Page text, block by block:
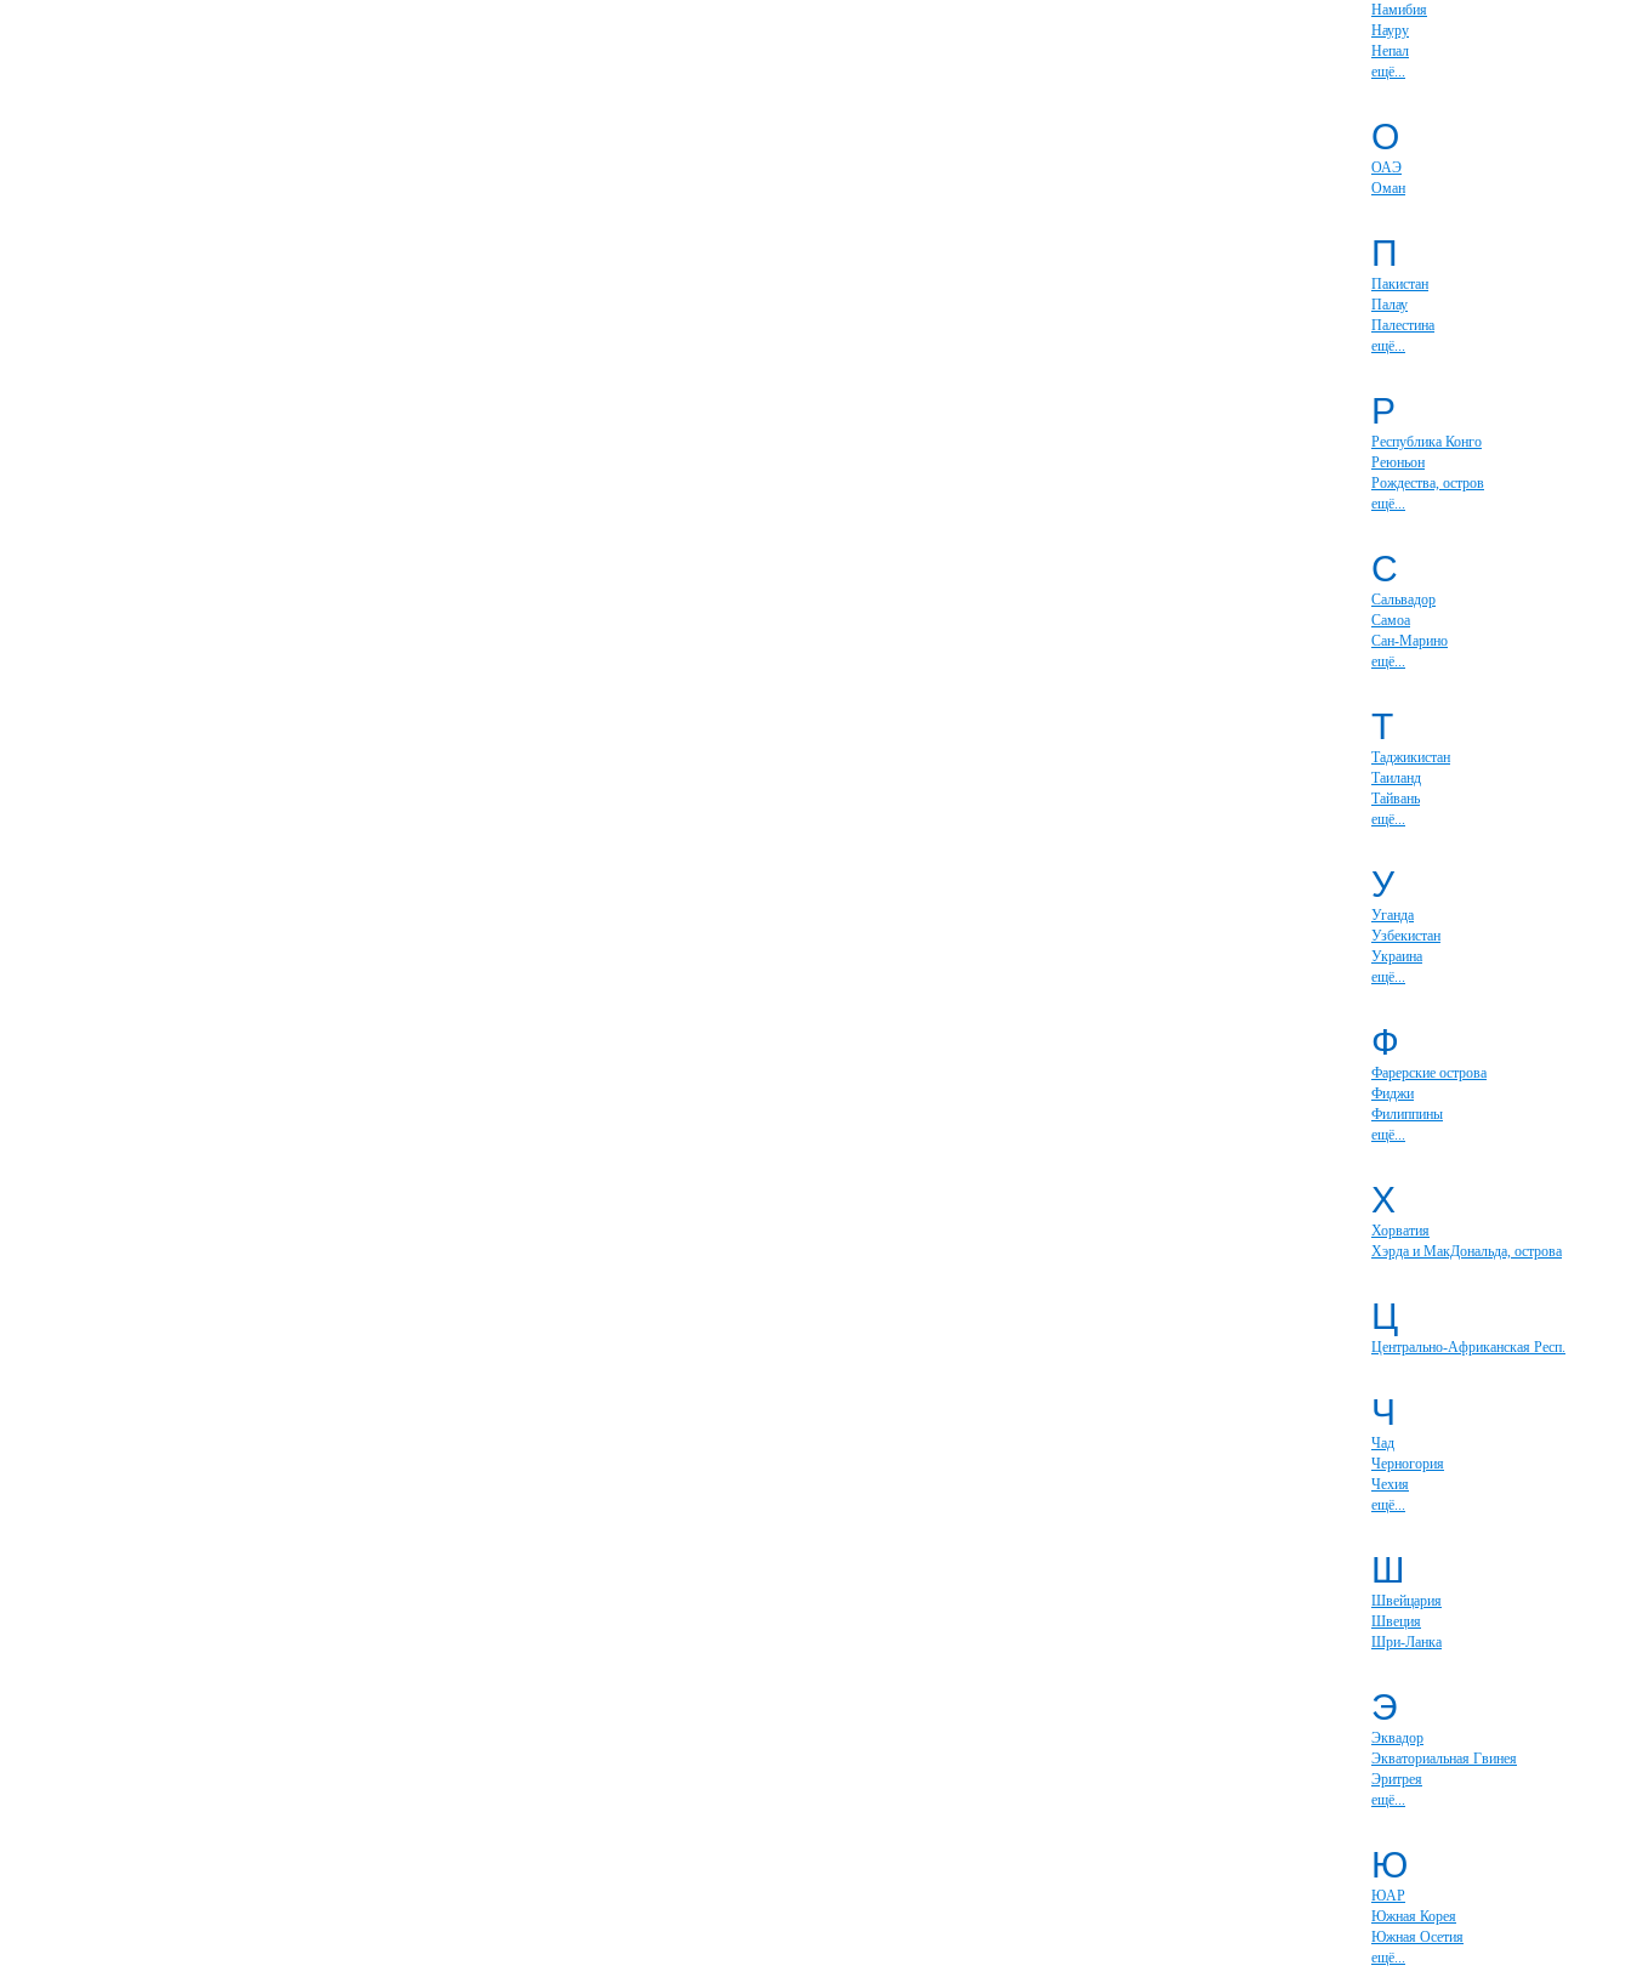
Намибия
Науру
Непал
ещё...
О
ОАЭ
Оман
П
Пакистан
Палау
Палестина
ещё...
Р
Республика Конго
Реюньон
Рождества, остров
ещё...
С
Сальвадор
Самоа
Сан-Марино
ещё...
Т
Таджикистан
Таиланд
Тайвань
ещё...
У
Уганда
Узбекистан
Украина
ещё...
Ф
Фарерские острова
Фиджи
Филиппины
ещё...
Х
Хорватия
Хэрда и МакДональда, острова
Ц
Центрально-Африканская Респ.
Ч
Чад
Черногория
Чехия
ещё...
Ш
Швейцария
Швеция
Шри-Ланка
Э
Эквадор
Экваториальная Гвинея
Эритрея
ещё...
Ю
ЮАР
Южная Корея
Южная Осетия
ещё...